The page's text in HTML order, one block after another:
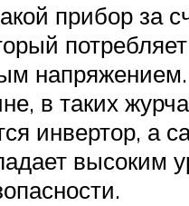
прибор за
в таких
инвертор, а
высоким